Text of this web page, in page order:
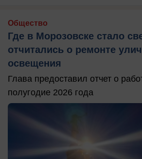
Общество
Где в Морозовске стало
отчитались о ремонте
освещения
Глава предоставил отчет о
полугодие 2026 года